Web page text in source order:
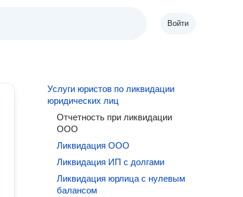
Войти
Услуги юристов по ликвидации
юридических лиц
Отчетность при ликвидации
ООО
Ликвидация ООО
Ликвидация ИП с долгами
Ликвидация юрлица с нулевым
балансом